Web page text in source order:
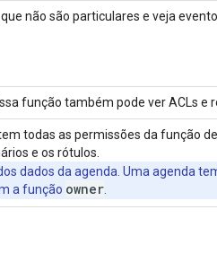
não são particulares e veja
função também pode ver ACLs e
todas as permissões da função
e os rótulos.
dados da agenda. Uma agenda
a função owner